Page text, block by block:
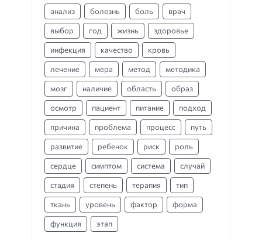
анализ болезнь боль врач
выбор год жизнь здоровье
инфекция качество кровь
лечение мера метод методика
мозг наличие область образ
осмотр пациент питание подход
причина проблема процесс путь
развитие ребенок риск роль
сердце симптом система случай
стадия степень терапия тип
ткань уровень фактор форма
функция этап